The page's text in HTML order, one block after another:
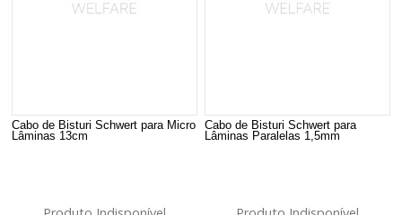
Cabo de Bisturi Schwert para Micro
Lâminas 13cm
Cabo de Bisturi Schwert para
Lâminas Paralelas 1,5mm